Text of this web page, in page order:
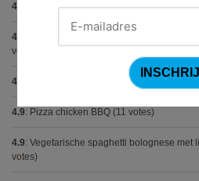
4.9 Gegrilde nougat met esdoornsiroop(13
4.9
votes)
4.9 Gemarineerde eendenfilet op een
4.9: Pizza chicken BBQ (11 votes)
4.9: Vegetarische spaghetti bolognese met
votes)